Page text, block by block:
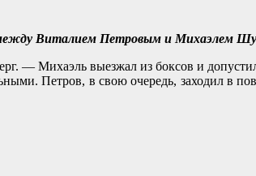
Виталием Петровым и Михаэлем
— Михаэль выезжал из боксов и
Петров, в свою очередь, заходил в